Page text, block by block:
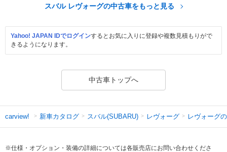
スバル レヴォーグの中古車をもっと見る
Yahoo! JAPAN IDでログインするとお気に入りに登録や複数見積もりがで
きるようになります。
中古車トップへ
carview! 新車カタログ スバル(SUBARU) レヴォーグ レヴォーグ
※仕様・オプション・装備の詳細については各販売店にお問い合わせくださ